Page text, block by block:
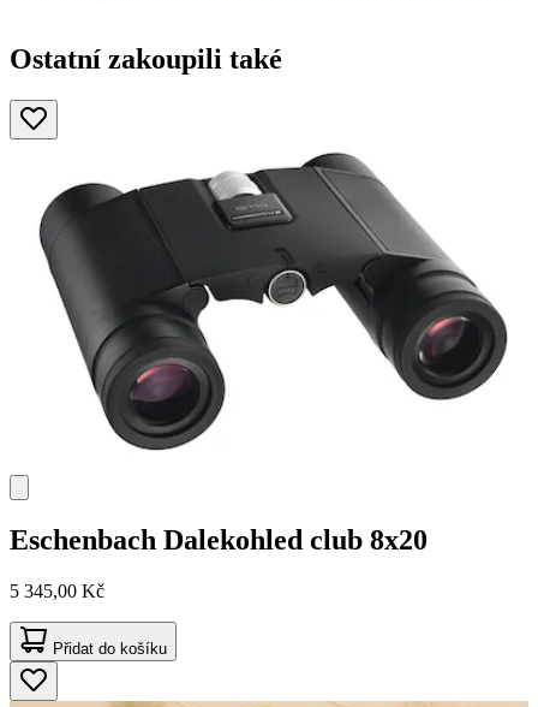
Ostatní zakoupili také
Eschenbach Dalekohled club 8x20
5 345,00 Kč
Přidat do košíku